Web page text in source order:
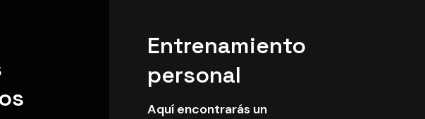
Entrenamiento
personal
Aquí encontrarás un